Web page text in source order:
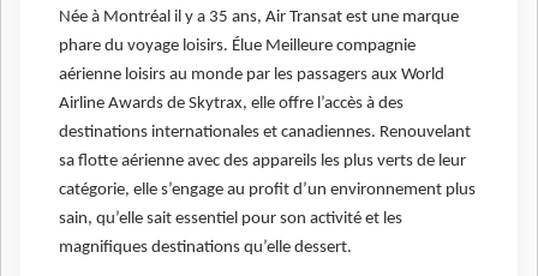
Née à Montréal il y a 35 ans, Air Transat est une marque
phare du voyage loisirs. Élue Meilleure compagnie
aérienne loisirs au monde par les passagers aux World
Airline Awards de Skytrax, elle offre l’accès à des
destinations internationales et canadiennes. Renouvelant
sa flotte aérienne avec des appareils les plus verts de leur
catégorie, elle s’engage au profit d’un environnement plus
sain, qu’elle sait essentiel pour son activité et les
magnifiques destinations qu’elle dessert.